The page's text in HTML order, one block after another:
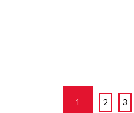
1 2 3